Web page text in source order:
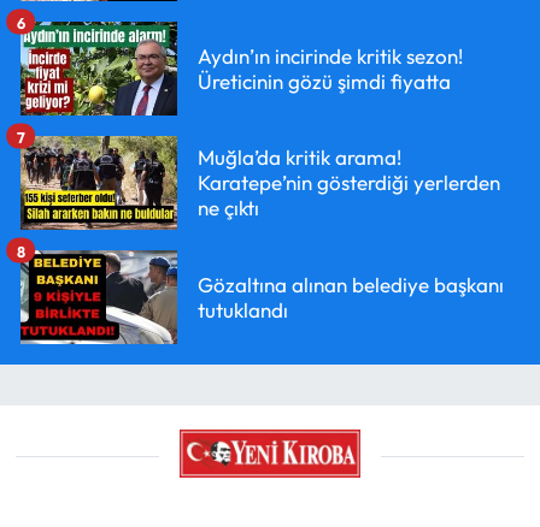
Aydın’ın incirinde kritik sezon!
Üreticinin gözü şimdi fiyatta
6
Muğla’da kritik arama!
Karatepe’nin gösterdiği yerlerden
ne çıktı
7
Gözaltına alınan belediye başkanı
tutuklandı
8